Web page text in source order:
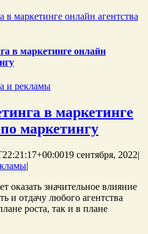
в маркетинге онлайн агентства
в маркетинге онлайн
и рекламы
в маркетинге
маркетингу
19 сентября, 2022|
|
оказать значительное влияние
и отдачу любого агентства
роста, так и в плане